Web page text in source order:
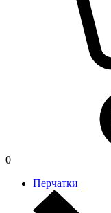
0
Перчатки